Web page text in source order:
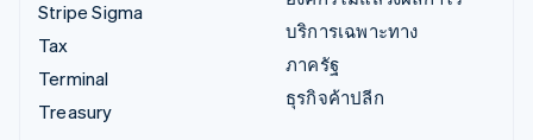
Stripe Sigma
Tax
Terminal
Treasury
บริการเฉพาะทาง
ภาครัฐ
ธุรกิจค้าปลีก